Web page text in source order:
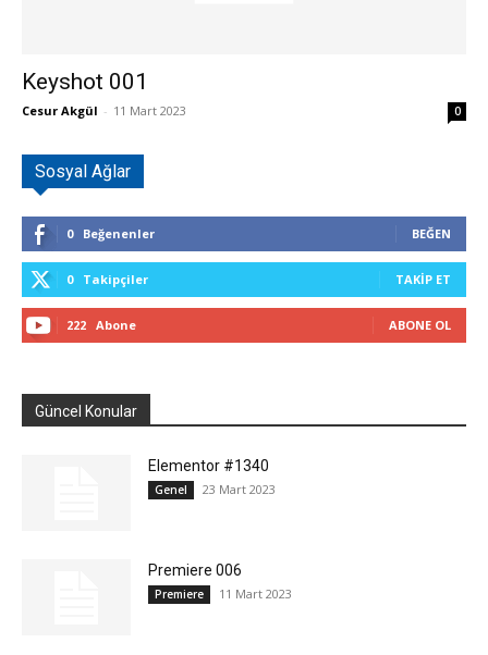
Keyshot 001
Cesur Akgül - 11 Mart 2023 0
Sosyal Ağlar
0 Beğenenler BEĞEN
0 Takipçiler TAKIP ET
222 Abone ABONE OL
Güncel Konular
Elementor #1340
Genel 23 Mart 2023
Premiere 006
Premiere 11 Mart 2023